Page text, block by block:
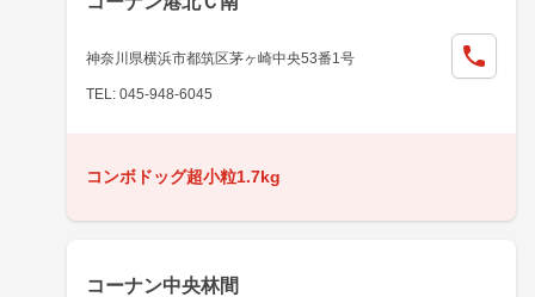
神奈川県横浜市都筑区茅ヶ崎中央53番1号
TEL: 045-948-6045
コンボドッグ超小粒1.7kg
コーナン中央林間